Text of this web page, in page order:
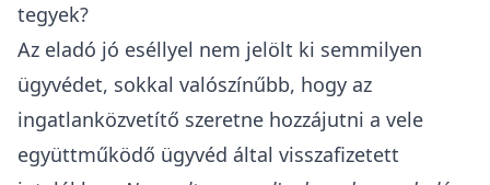
tegyek?
Az eladó jó eséllyel nem jelölt ki semmilyen
ügyvédet, sokkal valószínűbb, hogy az
ingatlanközvetítő szeretne hozzájutni a vele
együttműködő ügyvéd által visszafizetett